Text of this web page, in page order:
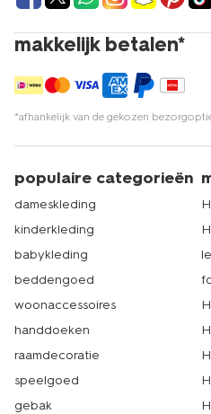
makkelijk betalen*
*afhankelijk van de gekozen
populaire categorieën
dameskleding
kinderkleding
babykleding
beddengoed
woonaccessoires
handdoeken
raamdecoratie
speelgoed
gebak